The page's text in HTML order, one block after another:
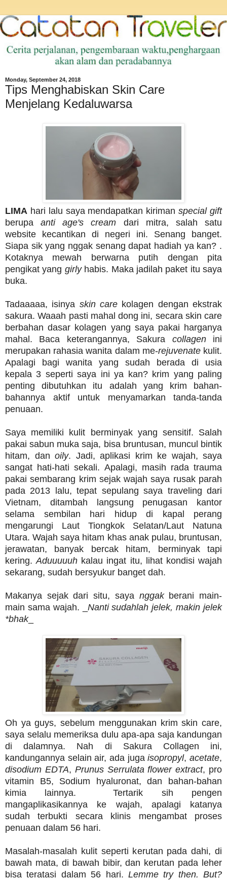
Monday, September 24, 2018
Tips Menghabiskan Skin Care
Menjelang Kedaluwarsa
LIMA hari lalu saya mendapatkan kirimanspecial gift
berupaanti age's cream dari mitra, salah satu
website kecantikan di negeri ini. Senang banget.
Siapa sik yang nggak senang dapat hadiah ya kan? .
Kotaknya mewah berwarna putih dengan pita
pengikat yang girlyhabis. Maka jadilah paket itu saya
buka.
Tadaaaaa, isinya skin care kolagen dengan ekstrak
sakura. Waaah pasti mahal dong ini, secara skin care
berbahan dasar kolagen yang saya pakai harganya
mahal. Baca keterangannya, Sakura collagenini
merupakan rahasia wanita dalam me-rejuvenatekulit.
Apalagi bagi wanita yang sudah berada di usia
kepala 3 seperti saya ini ya kan? krim yang paling
penting dibutuhkan itu adalah yang krim bahan-
bahannya aktif untuk menyamarkan tanda-tanda
penuaan.
Saya memiliki kulit berminyak yang sensitif. Salah
pakai sabun muka saja, bisa bruntusan, muncul bintik
hitam, dan oily. Jadi, aplikasi krim ke wajah, saya
sangat hati-hati sekali. Apalagi, masih rada trauma
pakai sembarang krim sejak wajah saya rusak parah
pada 2013 lalu, tepat sepulang saya traveling dari
Vietnam, ditambah langsung penugasan kantor
selama sembilan hari hidup di kapal perang
mengarungi Laut Tiongkok Selatan/Laut Natuna
Utara. Wajah saya hitam khas anak pulau, bruntusan,
jerawatan, banyak bercak hitam, berminyak tapi
kering.Aduuuuuh kalau ingat itu, lihat kondisi wajah
sekarang, sudah bersyukur banget dah.
Makanya sejak dari situ, saya nggakberani main-
main sama wajah. _ Nanti sudahlah jelek, makin jelek
*bhak_
Oh ya guys, sebelum menggunakan krim skin care,
saya selalu memeriksa dulu apa-apa saja kandungan
di dalamnya. Nah di Sakura Collagen ini,
kandungannya selain air, ada jugaisopropyl,acetate,
disodium EDTA, Prunus Serrulata flower extract, pro
vitamin B5, Sodium hyaluronat, dan bahan-bahan
kimia lainnya. Tertarik sih pengen
mangaplikasikannya ke wajah, apalagi katanya
sudah terbukti secara klinis mengambat proses
penuaan dalam 56 hari.
Masalah-masalah kulit seperti kerutan pada dahi, di
bawah mata, di bawah bibir, dan kerutan pada leher
bisa teratasi dalam 56 hari. Lemme try then. But?